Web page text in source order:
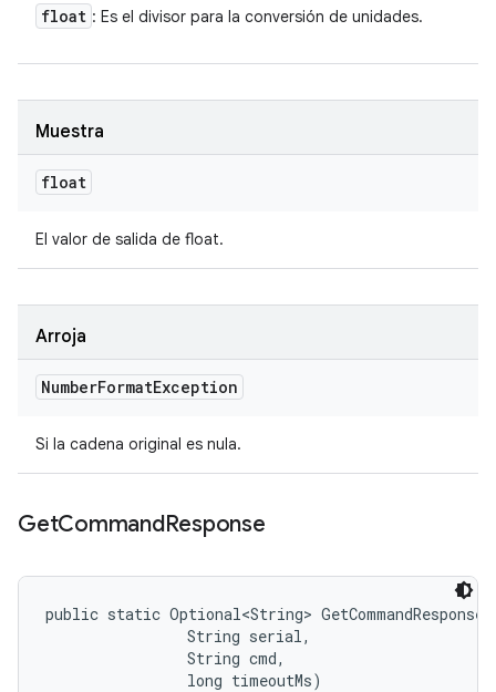
float : Es el divisor para la conversión de unidades.
Muestra
float
El valor de salida de float.
Arroja
NumberFormatException
Si la cadena original es nula.
GetCommandResponse
public static Optional<String> GetCommandResponse
                String serial,
                String cmd,
                long timeoutMs)